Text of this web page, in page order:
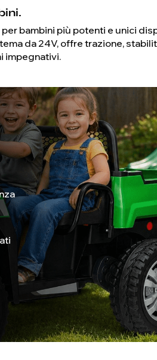
bambini più potenti e unici
da 24V, offre trazione,
impegnativi.